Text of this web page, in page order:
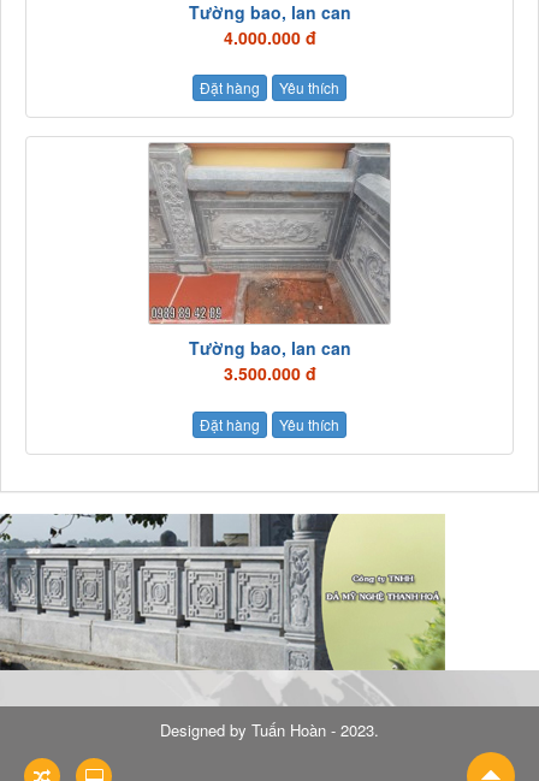
Tường bao, lan can
4.000.000 đ
Đặt hàng Yêu thích
Tường bao, lan can
3.500.000 đ
Đặt hàng Yêu thích
Designed by Tuấn Hoàn - 2023.